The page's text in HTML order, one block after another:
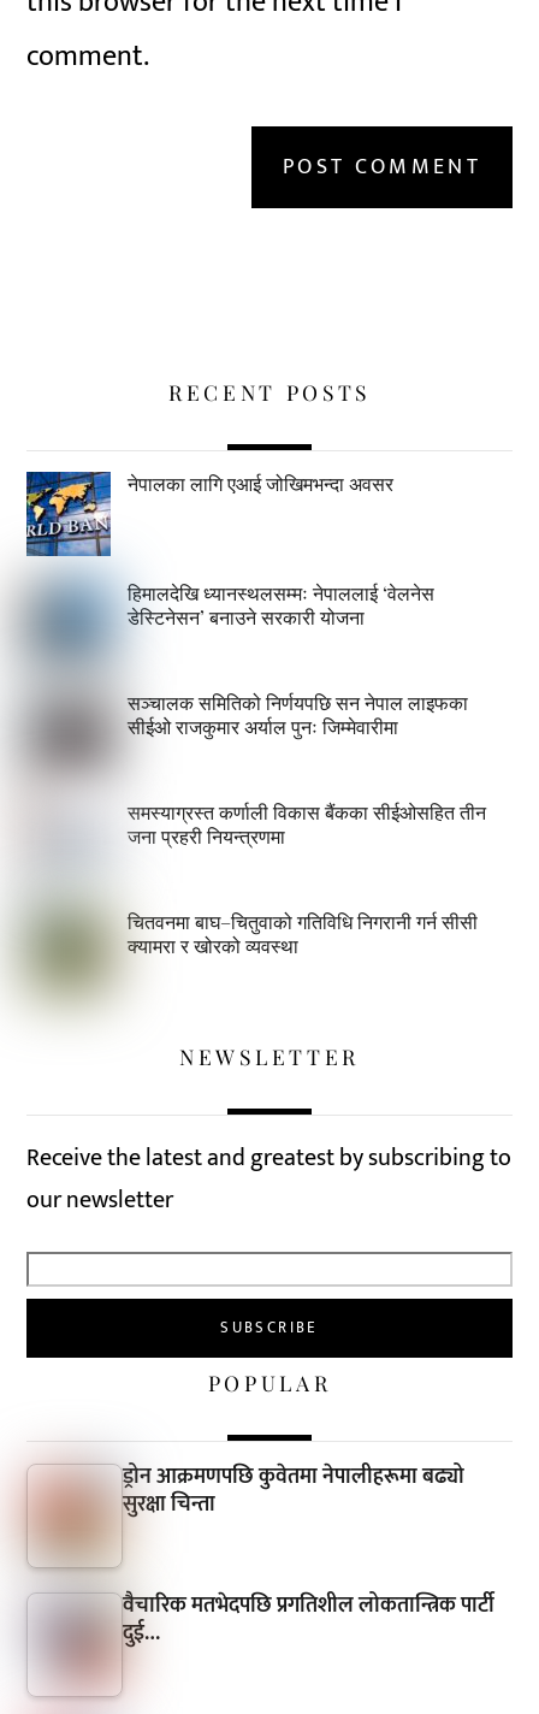
comment.
RECENT POSTS
नेपालका लागि एआई जोखिमभन्दा अवसर
हिमालदेखि ध्यानस्थलसम्मः नेपाललाई ‘वेलनेस
डेस्टिनेसन’ बनाउने सरकारी योजना
सञ्चालक समितिको निर्णयपछि सन नेपाल लाइफका
सीईओ राजकुमार अर्याल पुनः जिम्मेवारीमा
समस्याग्रस्त कर्णाली विकास बैंकका सीईओसहित तीन
जना प्रहरी नियन्त्रणमा
चितवनमा बाघ–चितुवाको गतिविधि निगरानी गर्न सीसी
क्यामरा र खोरको व्यवस्था
NEWSLETTER
Receive the latest and greatest by subscribing to
our newsletter
POPULAR
ड्रोन आक्रमणपछि कुवेतमा नेपालीहरूमा बढ्यो
सुरक्षा चिन्ता
वैचारिक मतभेदपछि प्रगतिशील लोकतान्त्रिक पार्टी
दुई…